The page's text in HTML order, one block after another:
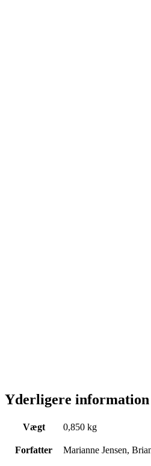
Yderligere information
Vægt 0,850 kg
Forfatter Marianne Jensen,